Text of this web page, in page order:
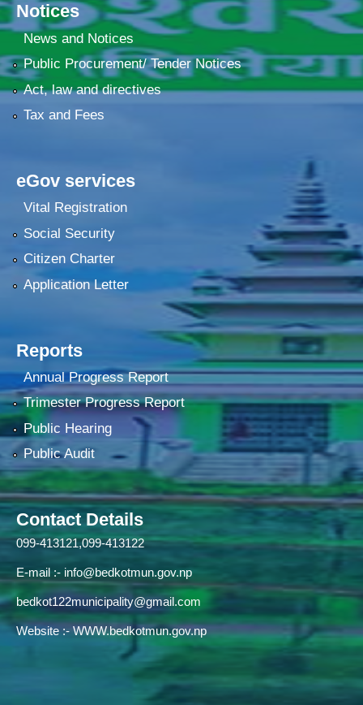
Notices
News and Notices
Public Procurement/ Tender Notices
Act, law and directives
Tax and Fees
eGov services
Vital Registration
Social Security
Citizen Charter
Application Letter
Reports
Annual Progress Report
Trimester Progress Report
Public Hearing
Public Audit
Contact Details
099-413121,099-413122
E-mail :- info@bedkotmun.gov.np
bedkot122municipality@gmail.com
Website :- WWW.bedkotmun.gov.np